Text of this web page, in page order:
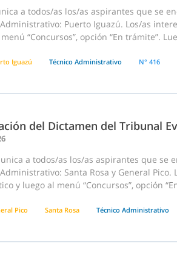
a todos/as los/as aspirantes que se
Puerto Iguazú. Los/as
“Concursos”, opción “En trámite”.
Iguazú Técnico Administrativo N° 416
del Dictamen del Tribunal
a todos/as los/as aspirantes que se
Santa Rosa y General
y luego al menú “Concursos”, opción
Pico Santa Rosa Técnico Administrativo